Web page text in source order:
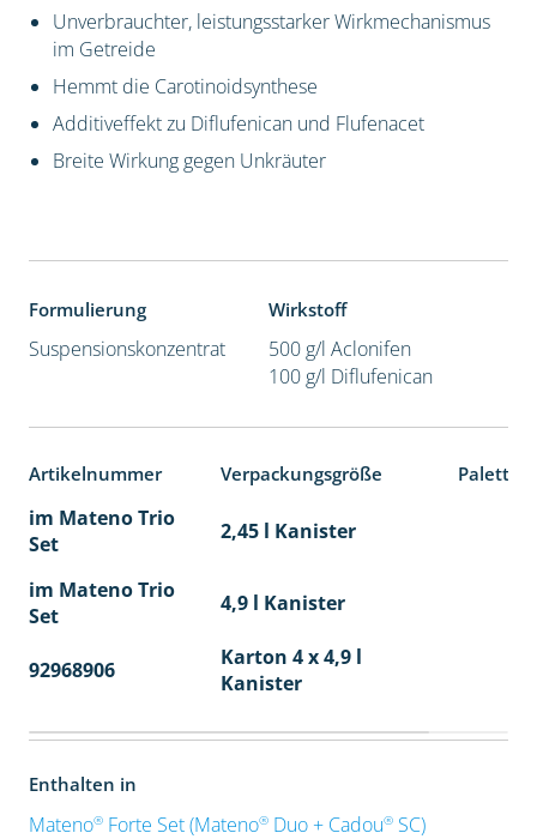
Unverbrauchter, leistungsstarker Wirkmechanismus
im Getreide
Hemmt die Carotinoidsynthese
Additiveffekt zu Diflufenican und Flufenacet
Breite Wirkung gegen Unkräuter
Formulierung
Suspensionskonzentrat
Wirkstoff
500 g/l Aclonifen
100 g/l Diflufenican
Artikelnummer Verpackungsgröße
im Mateno Trio
Set
2,45 l Kanister
im Mateno Trio
Set
4,9 l Kanister
92968906
Karton 4 x 4,9 l
Kanister
Enthalten in
Mateno®Forte Set (Mateno®Duo + Cadou®SC)